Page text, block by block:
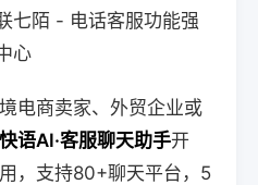
七陌 - 电话客服功能强
心
电商卖家、外贸企业或
快语AI·客服聊天助手开
，支持80+聊天平台，5